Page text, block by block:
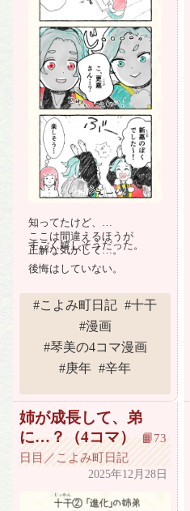
知ってたけど、
ここは間違えるほうが
正解な気がして…。
すごく嬉しそうだった。
後悔はしていない。
#こよみ町日記 #十干
#漫画
#琴美の4コマ漫画
#庚年 #辛年
姉が成長して、弟
に…？（4コマ）
📙73
日目／こよみ町日記
2025年12月28日